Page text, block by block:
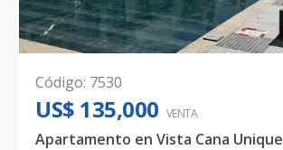
Código: 7530
US$ 135,000 VENTA
Apartamento en Vista Cana Unique